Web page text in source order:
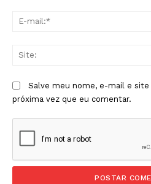
Salve meu nome, e-mail e site
próxima vez que eu comentar.